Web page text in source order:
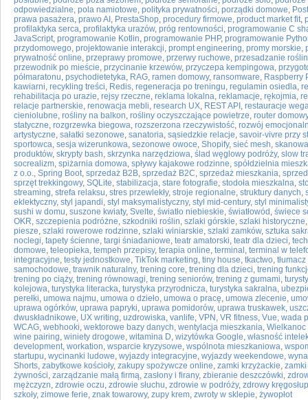
odpowiedzialne, pola namiotowe, polityka prywatności, porządki domowe,
prawa pasażera, prawo AI , PrestaShop, procedury firmowe, product market fit,
profilaktyka serca, profilaktyka urazów, próg rentowności, programowanie C
JavaScript, programowanie Kotlin, programowanie PHP, programowanie
przydomowego, projektowanie interakcji, prompt engineering, promy morskie,
prywatność online, przeprawy promowe, przerwy ruchowe, przesadzanie roślin
przewodnik po mieście, przycinanie krzewów, przyczepa kempingowa,
półmaratonu, psychodietetyka, RAG, ramen domowy, ransomware, Raspberry
kawiarni, recykling treści, Redis, regeneracja po treningu, regulamin osiedla,
rehabilitacja po urazie, rejsy rzeczne, reklama lokalna, reklamacje, rękojmia,
relacje partnerskie, renowacja mebli, research UX, REST API , restauracje
cieniolubne, rośliny na balkon, rośliny oczyszczające powietrze, router domowy
statyczne, rozgrzewka biegowa, rozszerzona rzeczywistość, rozwój
artystyczne, sałatki sezonowe, sanatoria, sąsiedzkie relacje, savoir-vivre przy
sportowca, sesja wizerunkowa, sezonowe owoce, Shopify, sieć mesh,
produktów, skrypty bash, skrzynka narzędziowa, ślad węglowy podróży, slow
socrealizm, spiżarnia domowa, spływy kajakowe rodzinne, spółdzielnia
z o.o., Spring Boot, sprzedaż B2B, sprzedaż B2C, sprzedaż mieszkania,
sprzęt trekkingowy, SQLite, stabilizacja, stare fotografie, stodoła mieszkalna,
streaming, strefa relaksu, stres przewlekły, stroje regionalne, struktury danych,
eklektyczny, styl japandi, styl maksymalistyczny, styl mid-century, styl
sushi w domu, suszone kwiaty, Svelte, światło niebieskie, światłowód , świece
OKR, szczepienia podróżne, szkodniki roślin, szlaki górskie, szlaki historyczne
piesze, szlaki rowerowe rodzinne, szlaki winiarskie, szlaki zamków, sztuka
noclegi, tapety ścienne, targi śniadaniowe, teatr amatorski, teatr dla dzieci,
domowe, teleopieka, tempeh przepisy, terapia online, terminal , terminal w
integracyjne, testy jednostkowe, TikTok marketing, tiny house, tkactwo,
samochodowe, trawnik naturalny, trening core, trening dla dzieci, trening
trening po ciąży, trening równowagi, trening seniorów, trening z gumami,
kolejowa, turystyka literacka, turystyka przyrodnicza, turystyka sakralna,
perełki, umowa najmu, umowa o dzieło, umowa o pracę, umowa zlecenie,
uprawa ogórków, uprawa papryki, uprawa pomidorów, uprawa truskawek,
dwuskładnikowe, UX writing, uzdrowiska, vanlife, VPN , VR fitness, Vue, wada
WCAG, webhooki, wektorowe bazy danych, wentylacja mieszkania, Wielkanoc
wine pairing, winiety drogowe, witamina D, wizytówka Google, własność
development, workation, wsparcie kryzysowe, wspólnota mieszkaniowa,
startupu, wycinanki ludowe, wyjazdy integracyjne, wyjazdy weekendowe,
Shorts, zabytkowe kościoły, zakupy spożywcze online, zamki krzyżackie,
żywności, zarządzanie małą firmą, zasłony i firany, zbieranie deszczówki,
mężczyzn, zdrowie oczu, zdrowie słuchu, zdrowie w podróży, zdrowy kręgosłup
szkoły, zimowe ferie, znak towarowy, zupy krem, zwroty w sklepie, żywopłot